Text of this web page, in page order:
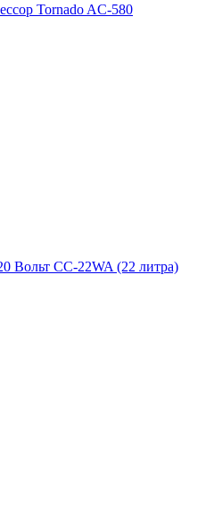
Tornado AC-580
Вольт CC-22WA (22 литра)